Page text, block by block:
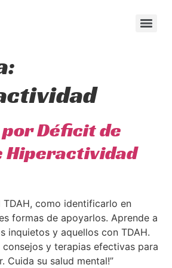
Déficit de
Hiperactividad
TDAH, como identificarlo en
formas de apoyarlos. Aprende a
inquietos y aquellos con TDAH.
consejos y terapias efectivas para
Cuida su salud mental!”